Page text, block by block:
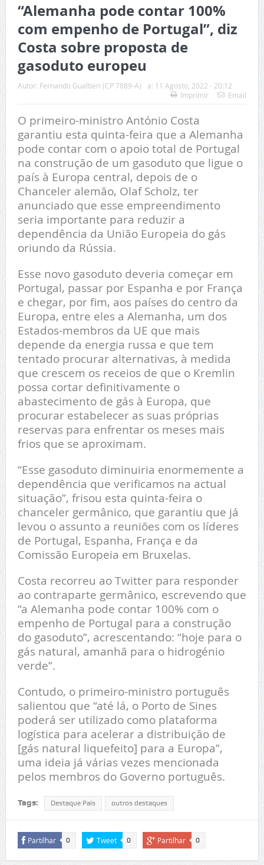
“Alemanha pode contar 100%
com empenho de Portugal”, diz
Costa sobre proposta de
gasoduto europeu
Autor: Fernando Gualtieri (CP 7889-A) a: 11 Agosto, 2022 - 20:12
Imprimir
Email
O primeiro-ministro António Costa
garantiu esta quinta-feira que a Alemanha
pode contar com o apoio total de Portugal
na construção de um gasoduto que ligue o
país à Europa central, depois de o
Chanceler alemão, Olaf Scholz, ter
anunciado que esse empreendimento
seria importante para reduzir a
dependência da União Europeia do gás
oriundo da Rússia.
Esse novo gasoduto deveria começar em
Portugal, passar por Espanha e por França
e chegar, por fim, aos países do centro da
Europa, entre eles a Alemanha, um dos
Estados-membros da UE que mais
depende da energia russa e que tem
tentado procurar alternativas, à medida
que crescem os receios de que o Kremlin
possa cortar definitivamente o
abastecimento de gás à Europa, que
procurar estabelecer as suas próprias
reservas para enfrentar os meses mais
frios que se aproximam.
“Esse gasoduto diminuiria enormemente a
dependência que verificamos na actual
situação”, frisou esta quinta-feira o
chanceler germânico, que garantiu que já
levou o assunto a reuniões com os líderes
de Portugal, Espanha, França e da
Comissão Europeia em Bruxelas.
Costa recorreu ao Twitter para responder
ao contraparte germânico, escrevendo que
“a Alemanha pode contar 100% com o
empenho de Portugal para a construção
do gasoduto”, acrescentando: “hoje para o
gás natural, amanhã para o hidrogénio
verde”.
Contudo, o primeiro-ministro português
salientou que “até lá, o Porto de Sines
poderá ser utilizado como plataforma
logística para acelerar a distribuição de
[gás natural liquefeito] para a Europa”,
uma ideia já várias vezes mencionada
pelos membros do Governo português.
Tags: Destaque País outros destaques
Partilhar 0 Tweet 0 Partilhar 0